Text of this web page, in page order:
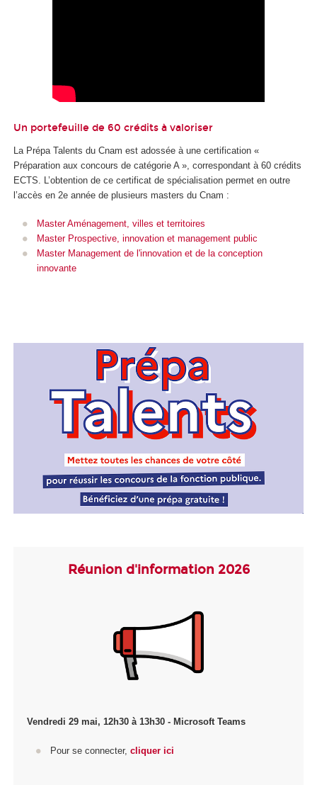
Un portefeuille de 60 crédits à valoriser
La Prépa Talents du Cnam est adossée à une certification «
Préparation aux concours de catégorie A », correspondant à 60 crédits
ECTS. L’obtention de ce certificat de spécialisation permet en outre
l’accès en 2e année de plusieurs masters du Cnam :
Master Aménagement, villes et territoires
Master Prospective, innovation et management public
Master Management de l'innovation et de la conception
innovante
Réunion d'information 2026
Vendredi 29 mai, 12h30 à 13h30 - Microsoft Teams
Pour se connecter, cliquer ici